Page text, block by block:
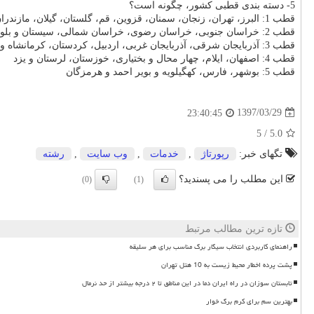
5- دسته بندی قطبی کشور، چگونه است؟
قطب 1: البرز، تهران، زنجان، سمنان، قزوین، قم، گلستان، گیلان، مازندران و مرکزی
قطب 2: خراسان جنوبی، خراسان رضوی، خراسان شمالی، سیستان و بلوچستان و کرمان
قطب 3: آذربایجان شرقی، آذربایجان غربی، اردبیل، کردستان، کرمانشاه و همدان
قطب 4: اصفهان، ایلام، چهار محال و بختیاری، خوزستان، لرستان و یزد
قطب 5: بوشهر، فارس، کهگیلویه و بویر احمد و هرمزگان
1397/03/29
23:40:45
5.0
/
5
تگهای خبر:
رپورتاژ خدمات وب سایت رشته
این مطلب را می پسندید؟ (1)
(0)
تازه ترین مطالب مرتبط
راهنمای کاربردی انتخاب سیگار برگ مناسب برای هر سلیقه
پشت پرده اخطار محیط زیست به 10 هتل تهران
تابستان سوزان در راه ایران دما در این مناطق تا ۲ درجه بیشتر از حد نرمال
بهترین سم برای کرم برگ خوار